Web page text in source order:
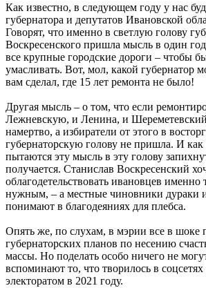
Как известно, в следующем году у нас
губернатора и депутатов Ивановской
Говорят, что именно в светлую голову
Воскресенского пришла мысль в один
все крупные городские дороги – чтобы
умасливать. Вот, мол, какой губернатор
вам сделал, где 15 лет ремонта не было!
Другая мысль – о том, что если
Лежневскую, и Ленина, и
намертво, а избиратели от этого в
губернаторскую голову не пришла. И как
пытаются эту мысль в эту голову
получается. Станислав Воскресенский
облагодетельствовать ивановцев именно
нужным, – а местные чиновники дураки
понимают в благодеяниях для плебса.
Опять же, по слухам, в мэрии все в шоке
губернаторских планов по несению
массы. Но поделать особо ничего не
вспоминают то, что творилось в соцсетях
электоратом в 2021 году.